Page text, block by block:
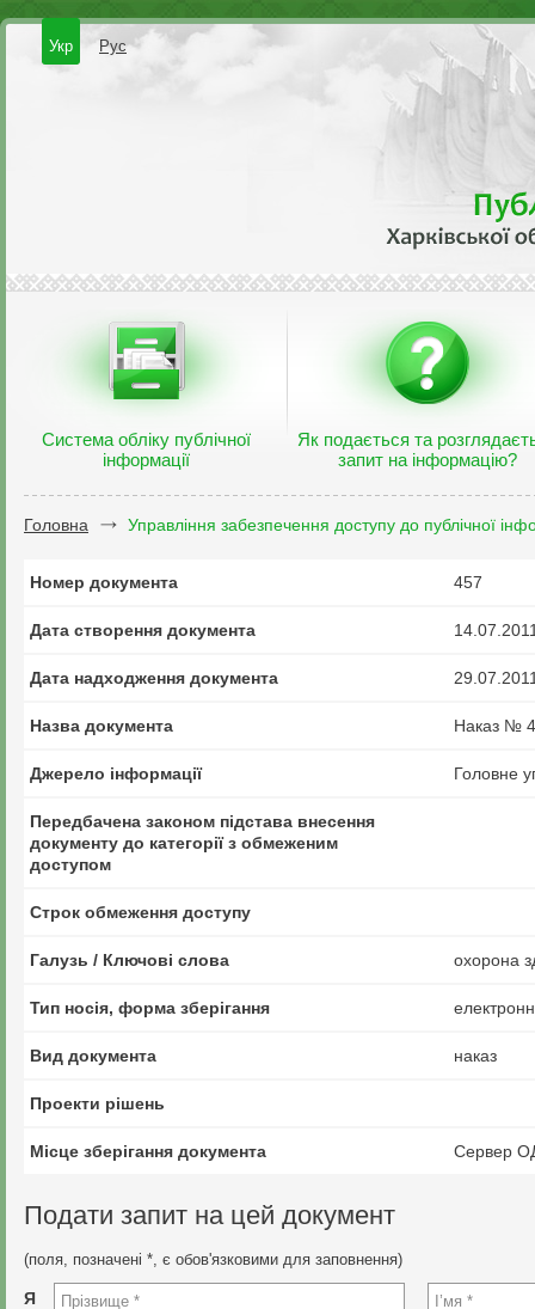
Укр Рус
Система обліку публічної
інформації
Як подається та
запит на інформацію?
Головна Управління забезпечення доступу до публічної
Номер документа 457
Дата створення документа
Дата надходження документа
Назва документа Наказ №
Джерело інформації Головне
Передбачена законом підстава внесення
документу до категорії з обмеженим
доступом
Строк обмеження доступу
Галузь / Ключові слова охорона
Тип носія, форма зберігання
Вид документа наказ
Проекти рішень
Місце зберігання документа Сервер
Подати запит на цей документ
(поля, позначені *, є обов'язковими для заповнення)
Я